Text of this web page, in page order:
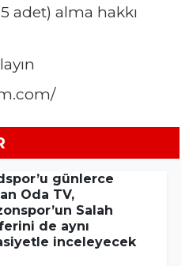
adet) alma hakkı
günlerce
Oda TV,
Salah
de aynı
inceleyecek